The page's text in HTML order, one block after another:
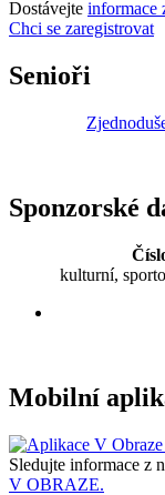
Dostávejte informace
Chci se zaregistrovat
Senioři
Sponzorské
kulturní,
Mobilní
Sledujte informace z
V OBRAZE.